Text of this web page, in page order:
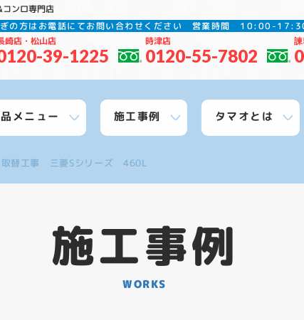
ンロ専門店
の方はお電話にてお問い合わせください 営業時間 10:00-
崎店・松山店
39-1225
時津店
0120-55-7802
メニュー 施工事例 タマオとは
取替工事 三菱Sシリーズ 460L
施工事例
WORKS